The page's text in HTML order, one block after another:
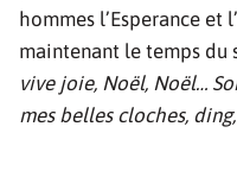
hommes l’Esperance et
maintenant le temps du
vive joie, Noël, Noël…
mes belles cloches,